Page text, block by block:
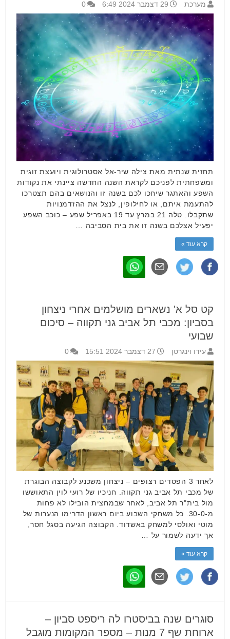
מערכת 29 דצמבר 2024 6:49 0
תחזית שנתית מאת צילה שיר-אל אסטרולוגית ויועצת זוגית
ומשפחתית לפניכם לקראת השנה החדשה ציינתי את נקודות
השפע והאתגר שיחכו לכם בשנה זו והנושאים בהם תצטרכו
להתעמת איתם, או לחילופין, לנצל את ההזדמנויות
שתקבלו. טלה 21 במרץ עד 19 באפריל שפע – כוכב השפע
יפעיל אצלכם בשנה זו את בית הסביבה …
קרא עוד »
קט סל א' נשארים מושלמים אחרי ניצחון
בסביון: מכבי תל אביב גני תקווה – סיכום
שבועי
עידו וינגרטן 27 דצמבר 2024 15:51 0
לאחר 3 הפסדים רצופים – ניצחון משכנע לקבוצה הבוגרת
של מכבי תל אביב גני תקווה. חניכיו של רועי לוין התאוששו
מול בית"ר תל אביב, לאחר שבמחצית הובילו לא פחות
מ-30-0. כל משחקי השבוע ביום ראשון הדרימו הנערות של
מוטי ואולסי למשחק באשדוד. הקבוצה הגיעה בסגל חסר,
אך ידעה לשמור על …
קרא עוד »
סוגרים שנה בביסטרו לה ריספט סביון –
ארוחת שף 7 מנות – מספר המקומות מוגבל